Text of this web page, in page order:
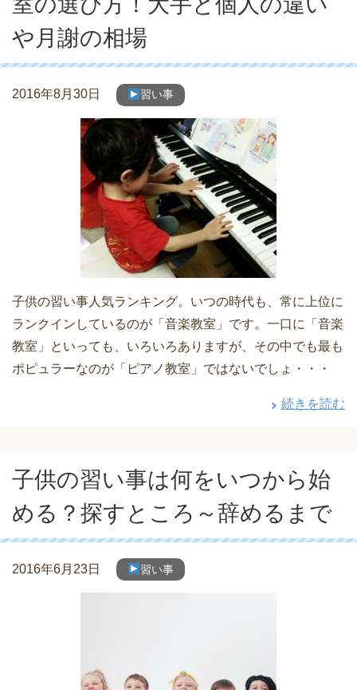
や月謝の相場
2016年8月30日 習い事
子供の習い事人気ランキング。いつの時代も、常に上位に
ランクインしているのが「音楽教室」です。一口に「音楽
教室」といっても、いろいろありますが、その中でも最も
ポピュラーなのが「ピアノ教室」ではないでしょ・・・
続きを読む
子供の習い事は何をいつから始
める？探すところ～辞めるまで
2016年6月23日 習い事